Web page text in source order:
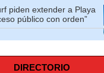
piden extender a Playa
público con orden”
DIRECTORIO